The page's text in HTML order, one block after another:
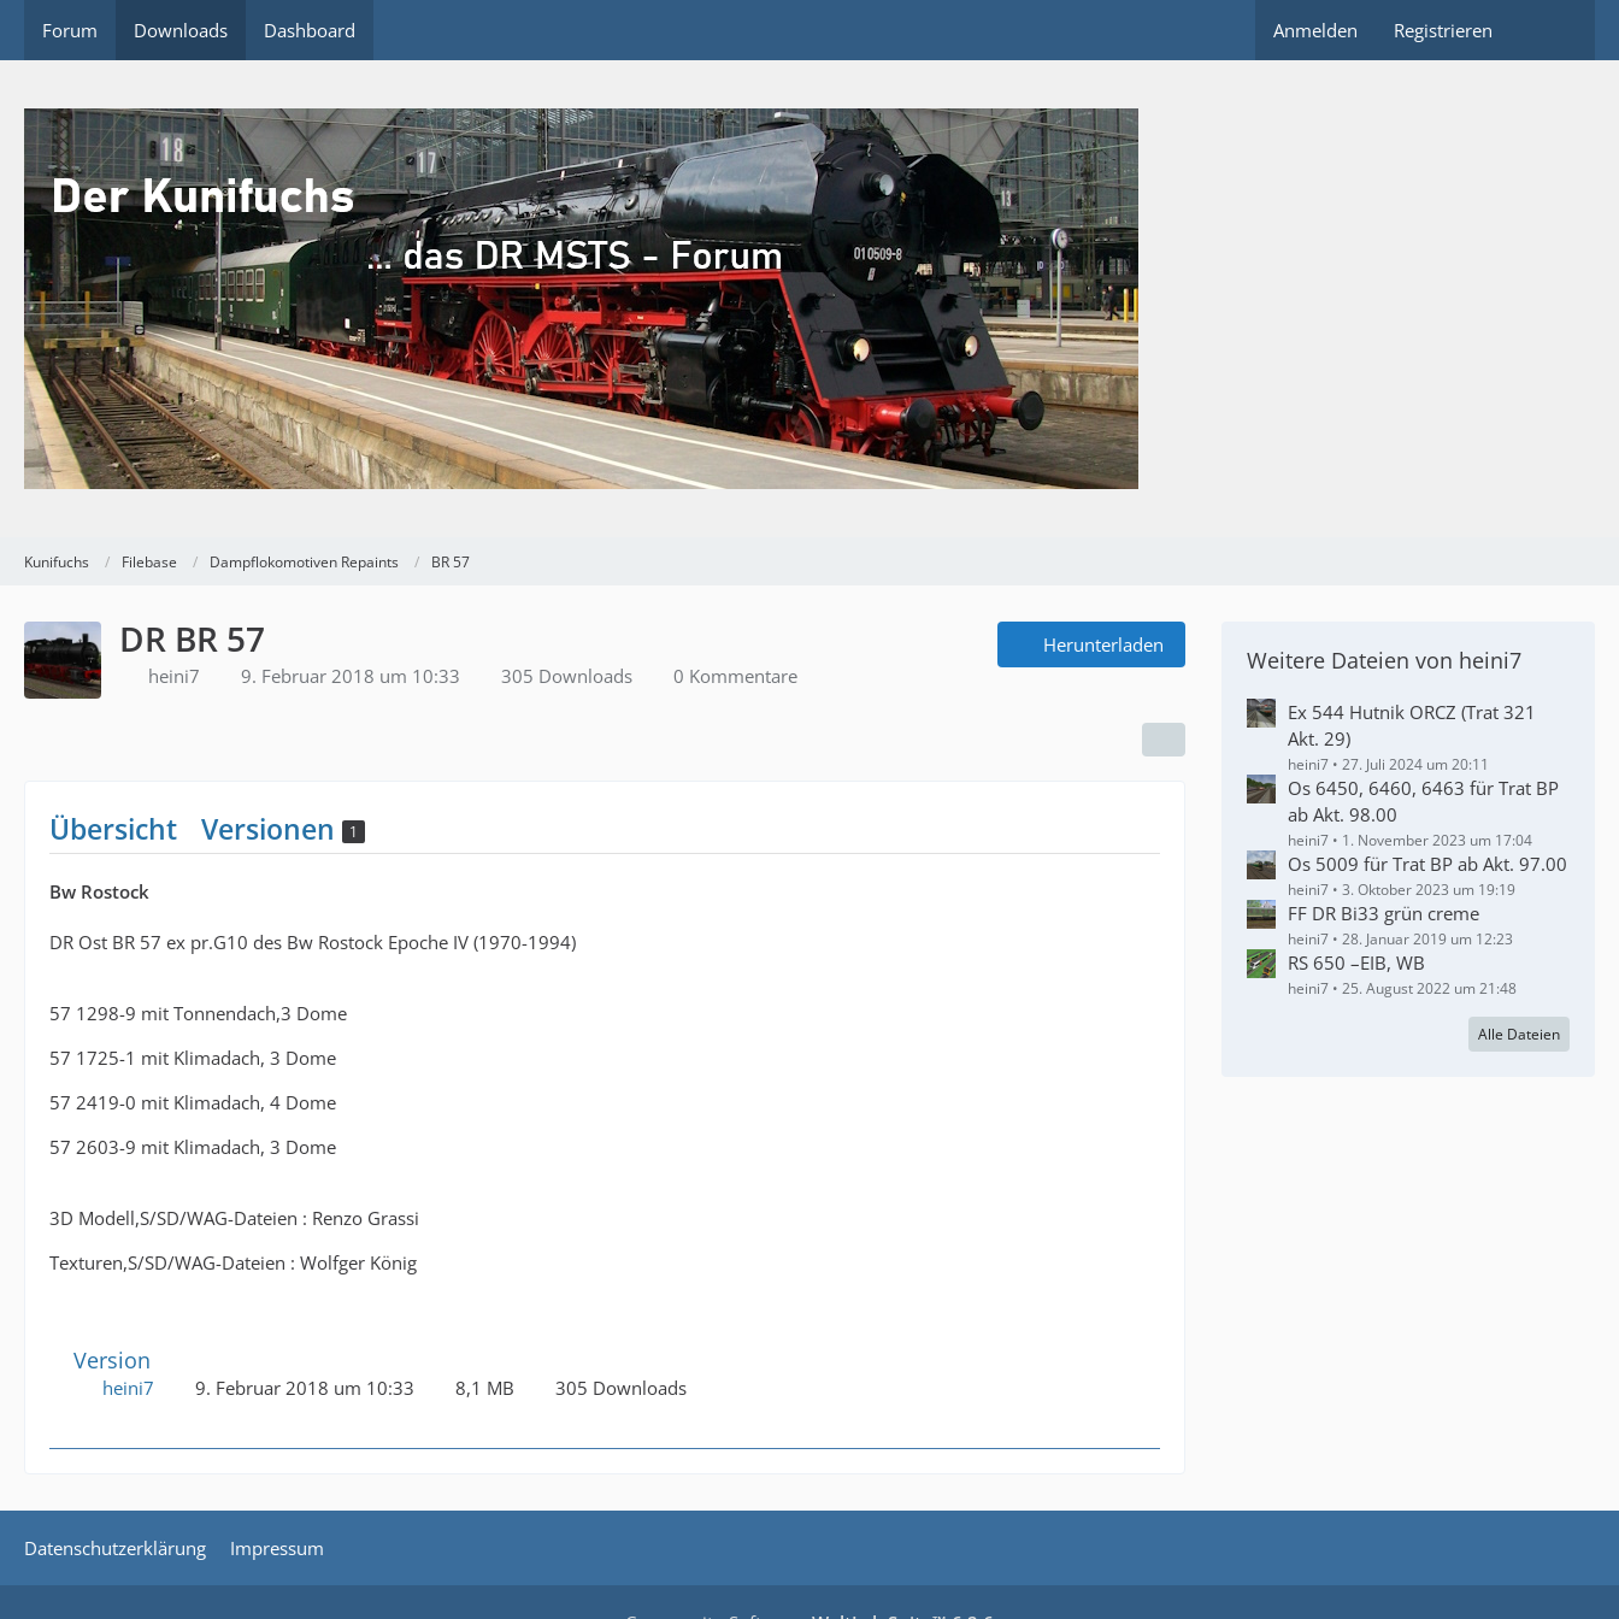
Forum Downloads Dashboard Anmelden Registrieren
Kunifuchs Filebase Dampflokomotiven Repaints BR 57
DR BR 57
heini7 9. Februar 2018 um 10:33 305 Downloads 0 Kommentare
Herunterladen
Übersicht Versionen 1
Bw Rostock
DR Ost BR 57 ex pr.G10 des Bw Rostock Epoche IV (1970-1994)
57 1298-9 mit Tonnendach,3 Dome
57 1725-1 mit Klimadach, 3 Dome
57 2419-0 mit Klimadach, 4 Dome
57 2603-9 mit Klimadach, 3 Dome
3D Modell,S/SD/WAG-Dateien : Renzo Grassi
Texturen,S/SD/WAG-Dateien : Wolfger König
Version
heini7 9. Februar 2018 um 10:33 8,1 MB 305 Downloads
Weitere Dateien von heini7
Ex 544 Hutnik ORCZ (Trat 321
Akt. 29)
heini7 27. Juli 2024 um 20:11
Os 6450, 6460, 6463 für Trat BP
ab Akt. 98.00
heini7 1. November 2023 um 17:04
Os 5009 für Trat BP ab Akt. 97.00
heini7 3. Oktober 2023 um 19:19
FF DR Bi33 grün creme
heini7 28. Januar 2019 um 12:23
RS 650 –EIB, WB
heini7 25. August 2022 um 21:48
Alle Dateien
Datenschutzerklärung Impressum